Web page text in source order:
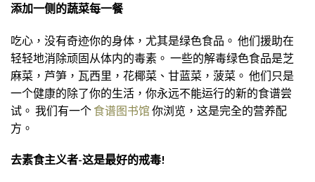
添加一侧的蔬菜每一餐
吃心，没有奇迹你的身体，尤其是绿色食品。 他们援助在
轻轻地消除顽固从体内的毒素。 一些的解毒绿色食品是芝
麻菜，芦笋，瓦西里，花椰菜、甘蓝菜，菠菜。 他们只是
一个健康的除了你的生活，你永远不能运行的新的食谱尝
试。 我们有一个 食谱图书馆 你浏览，这是完全的营养配
方。
去素食主义者-这是最好的戒毒!